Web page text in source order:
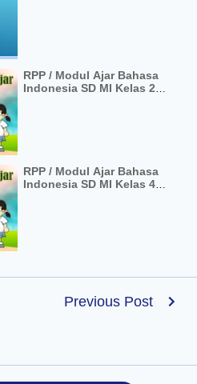
RPP / Modul Ajar Bahasa
Indonesia SD MI Kelas 2
RPP / Modul Ajar Bahasa
Indonesia SD MI Kelas 4
Previous Post